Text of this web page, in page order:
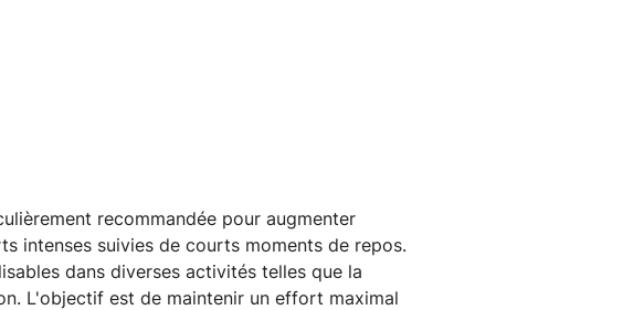
recommandée pour augmenter
intenses suivies de courts moments de repos.
dans diverses activités telles que la
L'objectif est de maintenir un effort maximal